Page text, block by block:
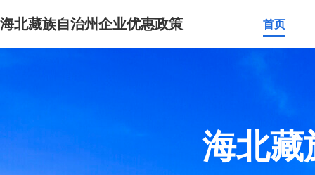
海北藏族自治州企业优惠政策 首页
海北藏